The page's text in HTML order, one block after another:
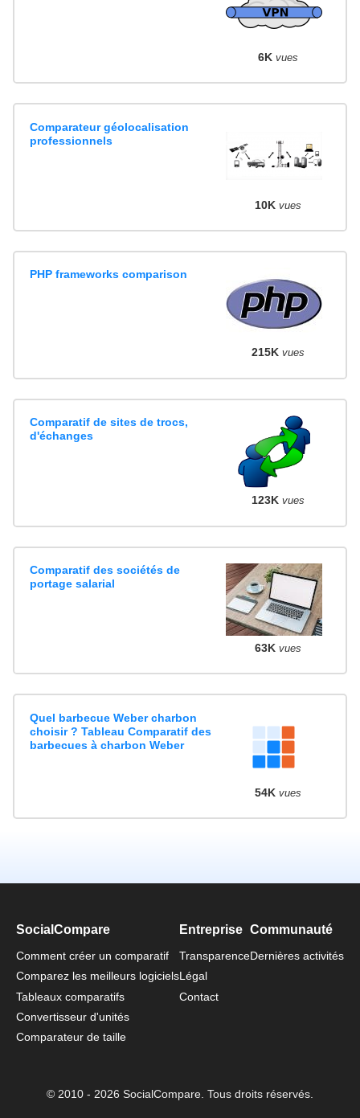
6K vues
Comparateur géolocalisation
professionnels
10K vues
PHP frameworks comparison
215K vues
Comparatif de sites de trocs,
d'échanges
123K vues
Comparatif des sociétés de
portage salarial
63K vues
Quel barbecue Weber charbon
choisir ? Tableau Comparatif des
barbecues à charbon Weber
54K vues
SocialCompare
Comment créer un comparatif
Comparez les meilleurs logiciels
Tableaux comparatifs
Convertisseur d'unités
Comparateur de taille
Entreprise
Transparence
Légal
Contact
Communauté
Dernières activités
© 2010 - 2026 SocialCompare. Tous droits réservés.